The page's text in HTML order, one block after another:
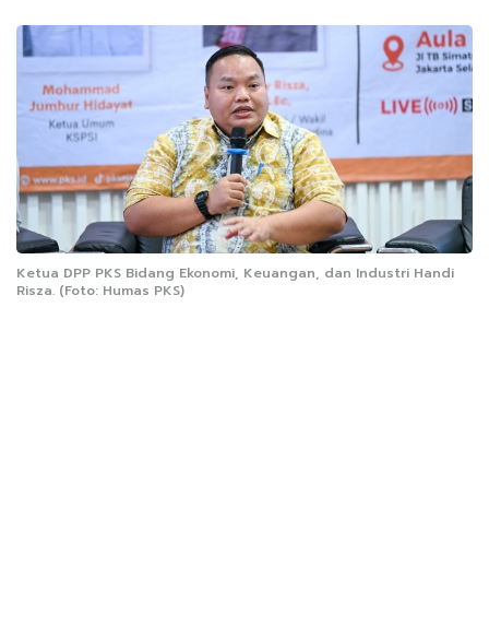
Ketua DPP PKS Bidang Ekonomi, Keuangan, dan Industri Handi
Risza. (Foto: Humas PKS)